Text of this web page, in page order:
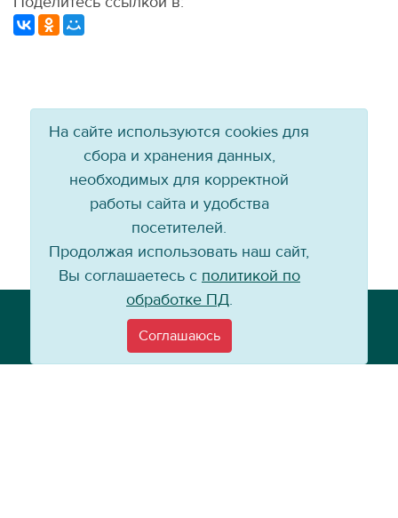
Email:info@baikal-energy.ru
На сайте используются cookies для
сбора и хранения данных,
необходимых для корректной
работы сайта и удобства
посетителей.
Продолжая использовать наш сайт,
Вы соглашаетесь с политикой по
обработке ПД.
Соглашаюсь